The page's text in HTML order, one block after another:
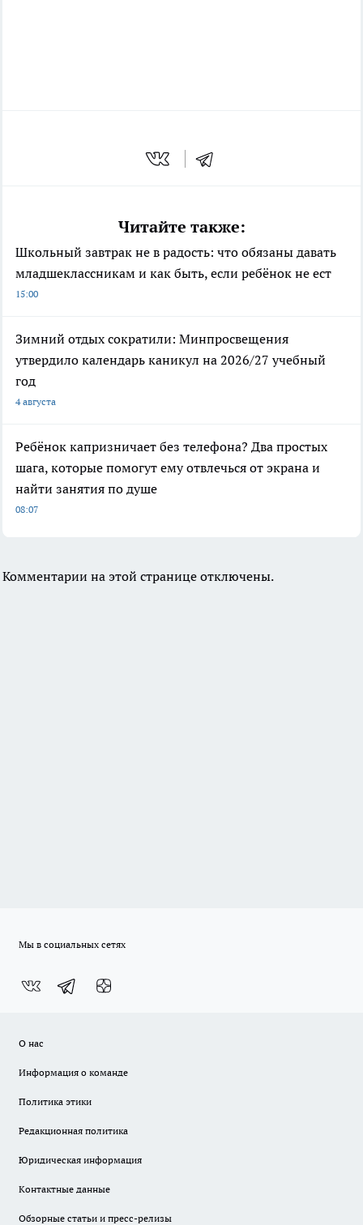
Читайте также:
Школьный завтрак не в радость: что обязаны давать
младшеклассникам и как быть, если ребёнок не ест
15:00
Зимний отдых сократили: Минпросвещения
утвердило календарь каникул на 2026/27 учебный
год
4 августа
Ребёнок капризничает без телефона? Два простых
шага, которые помогут ему отвлечься от экрана и
найти занятия по душе
08:07
Комментарии на этой странице отключены.
Мы в социальных сетях
О нас
Информация о команде
Политика этики
Редакционная политика
Юридическая информация
Контактные данные
Обзорные статьи и пресс-релизы